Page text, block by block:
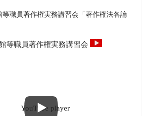
等職員著作権実務講習会「著作権法各論
等職員著作権実務講習会